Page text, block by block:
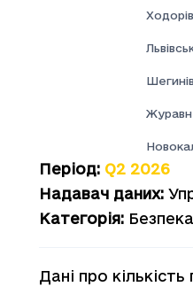
Період: Q2 2026
Надавач даних:
Категорія: Безпека
Дані про